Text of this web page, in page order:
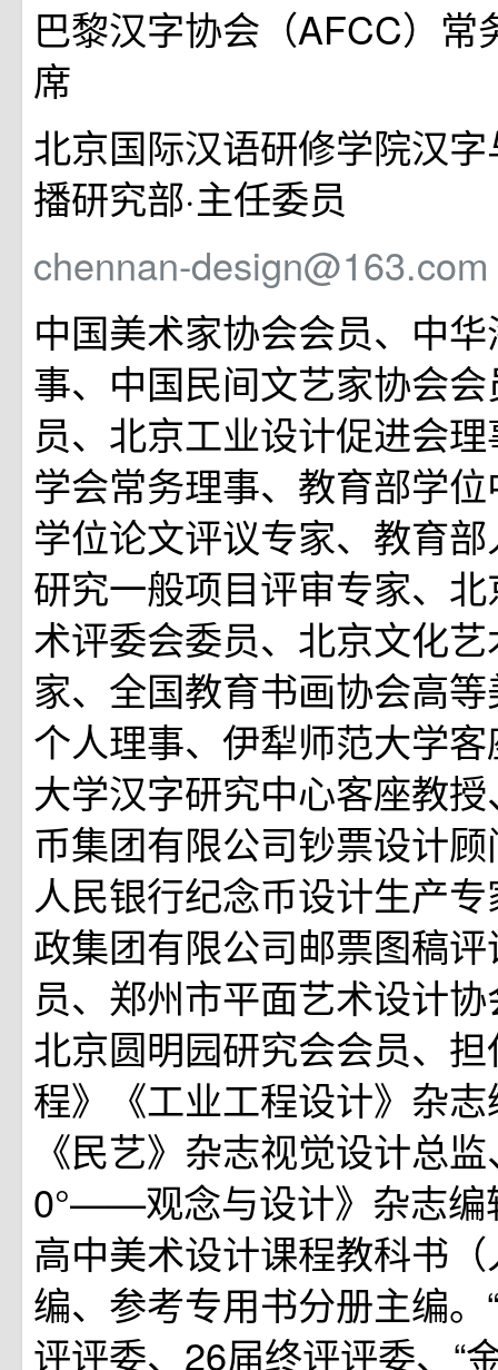
巴黎汉字协会（AFCC）常
席
北京国际汉语研修学院汉
播研究部·主任委员
chennan-design@163.com
中国美术家协会会员、中
事、中国民间文艺家协会
员、北京工业设计促进会
学会常务理事、教育部学
学位论文评议专家、教育
研究一般项目评审专家、
术评委会委员、北京文化
家、全国教育书画协会高
个人理事、伊犁师范大学
大学汉字研究中心客座教
币集团有限公司钞票设计
人民银行纪念币设计生产
政集团有限公司邮票图稿
员、郑州市平面艺术设计
北京圆明园研究会会员、
程》《工业工程设计》杂
《民艺》杂志视觉设计总
0°——观念与设计》杂志编
高中美术设计课程教科书
编、参考专用书分册主编。
评评委、26届终评评委、“